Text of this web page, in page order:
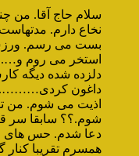
سلام حاج آقا. من
نخاع دارم.
بست می رسم.
استخر می روم
دلزده شده دیگه
داغون
اذیت می شوم. من
شوم.؟؟ سابقا سر
دعا شدم. حس های